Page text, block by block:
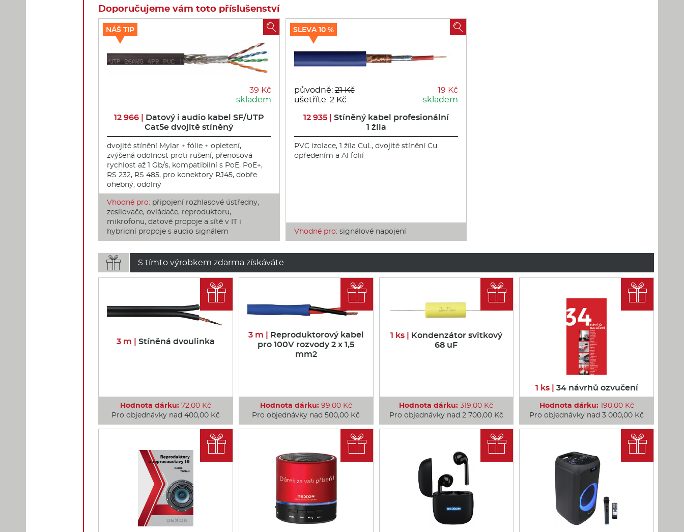
Doporučujeme vám toto příslušenství
39 Kč
skladem
12 966 | Datový i audio kabel SF/UTP
Cat5e dvojitě stíněný
dvojité stínění Mylar + fólie + opletení,
zvýšená odolnost proti rušení, přenosová
rychlost až 1 Gb/s, kompatibilní s PoE, PoE+,
RS 232, RS 485, pro konektory RJ45, dobře
ohebný, odolný
Vhodné pro: připojení rozhlasové ústředny,
zesilovače, ovládače, reproduktoru,
mikrofonu, datové propoje a sítě v IT i
hybridní propoje s audio signálem
NÁŠ TIP 
původně:21 Kč
ušetříte: 2 Kč
19 Kč
skladem
12 935 |Stíněný kabel profesionální
1 žíla
PVC izolace, 1 žíla CuL, dvojité stínění Cu
opředením a Al folií
Vhodné pro: signálové napojení
SLEVA 10 % 
 S tímto výrobkem zdarma získáváte
3 m | Stíněná dvoulinka
Hodnota dárku:72,00 Kč
Pro objednávky nad 400,00 Kč

3 m | Reproduktorový kabel
pro 100V rozvody 2 x 1,5
mm2
Hodnota dárku:99,00 Kč
Pro objednávky nad 500,00 Kč

1 ks | Kondenzátor svitkový
68 uF
Hodnota dárku: 319,00 Kč
Pro objednávky nad 2 700,00 Kč

1 ks | 34 návrhů ozvučení
Hodnota dárku:190,00 Kč
Pro objednávky nad 3 000,00 Kč

   